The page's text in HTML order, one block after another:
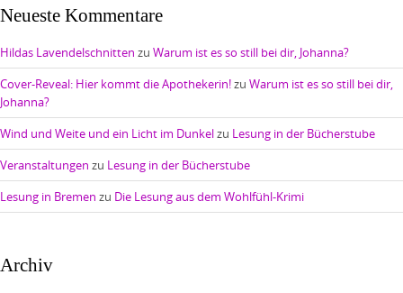
Neueste Kommentare
Hildas Lavendelschnitten zu Warum ist es so still bei dir, Johanna?
Cover-Reveal: Hier kommt die Apothekerin!zu Warum ist es so still bei dir,
Johanna?
Wind und Weite und ein Licht im Dunkelzu Lesung in der Bücherstube
Veranstaltungen zu Lesung in der Bücherstube
Lesung in Bremen zu Die Lesung aus dem Wohlfühl-Krimi
Archiv